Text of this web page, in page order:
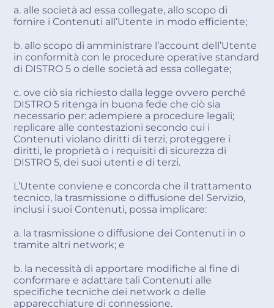
a. alle società ad essa collegate, allo scopo di
fornire i Contenuti all’Utente in modo efficiente;
b. allo scopo di amministrare l’account dell’Utente
in conformità con le procedure operative standard
di DISTRO 5 o delle società ad essa collegate;
c. ove ciò sia richiesto dalla legge ovvero perché
DISTRO 5 ritenga in buona fede che ciò sia
necessario per: adempiere a procedure legali;
replicare alle contestazioni secondo cui i
Contenuti violano diritti di terzi; proteggere i
diritti, le proprietà o i requisiti di sicurezza di
DISTRO 5, dei suoi utenti e di terzi.
L’Utente conviene e concorda che il trattamento
tecnico, la trasmissione o diffusione del Servizio,
inclusi i suoi Contenuti, possa implicare:
a. la trasmissione o diffusione dei Contenuti in o
tramite altri network; e
b. la necessità di apportare modifiche al fine di
conformare e adattare tali Contenuti alle
specifiche tecniche dei network o delle
apparecchiature di connessione.